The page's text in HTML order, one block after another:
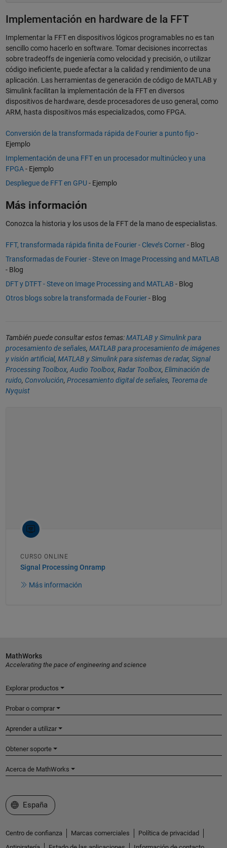
Implementación en hardware de la FFT
Implementar la FFT en dispositivos lógicos programables no es tan
sencillo como hacerlo en software. Tomar decisiones incorrectas
sobre tradeoffs de ingeniería como velocidad y precisión, o utilizar
código ineficiente, puede afectar a la calidad y rendimiento de una
aplicación. Las herramientas de generación de código de MATLAB y
Simulink facilitan la implementación de la FFT en diversos
dispositivos de hardware, desde procesadores de uso general, como
ARM, hasta dispositivos más especializados, como FPGA.
Conversión de la transformada rápida de Fourier a punto fijo-
Ejemplo
Implementación de una FFT en un procesador multinúcleo y una
FPGA- Ejemplo
Despliegue de FFT en GPU - Ejemplo
Más información
Conozca la historia y los usos de la FFT de la mano de especialistas.
FFT, transformada rápida finita de Fourier - Cleve’s Corner- Blog
Transformadas de Fourier - Steve on Image Processing and MATLAB
- Blog
DFT y DTFT - Steve on Image Processing and MATLAB - Blog
Otros blogs sobre la transformada de Fourier- Blog
También puede consultar estos temas:MATLAB y Simulink para
procesamiento de señales, MATLAB para procesamiento de imágenes
y visión artificial, MATLAB y Simulink para sistemas de radar, Signal
Processing Toolbox, Audio Toolbox, Radar Toolbox, Eliminación de
ruido, Convolución, Procesamiento digital de señales, Teorema de
Nyquist
CURSO ONLINE
Signal Processing Onramp
Más información
MathWorks
Accelerating the pace of engineering and science
Explorar productos
Probar o comprar
Aprender a utilizar
Obtener soporte
Acerca de MathWorks
Seleccione un país/idioma
España
Centro de confianza Marcas comerciales
Política de privacidad